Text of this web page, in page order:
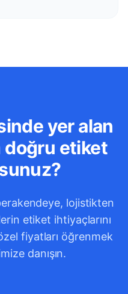
yer alan
etiket
lojistikten
etiket ihtiyaçlarını
fiyatları öğrenmek
danışın.